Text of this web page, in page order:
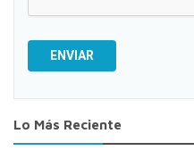
ENVIAR
Lo Más Reciente